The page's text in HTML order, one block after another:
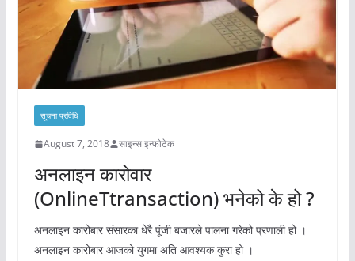
सूचना प्रविधि
August 7, 2018 साइन्स इन्फोटेक
अनलाइन कारोवार
(OnlineTtransaction) भनेको के हो ?
अनलाइन कारोबार संसारका धेरै पूंजी बजारले पालना गरेको प्रणाली हो ।
अनलाइन कारोबार आजको युगमा अति आवश्यक कुरा हो ।